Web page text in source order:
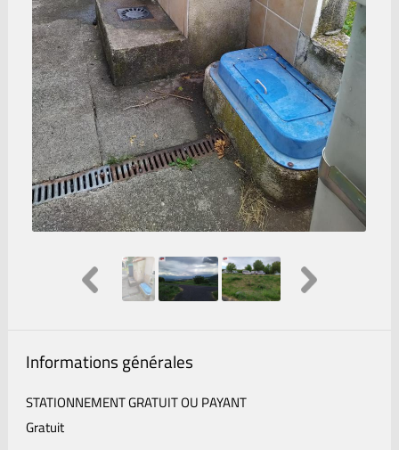
Informations générales
STATIONNEMENT GRATUIT OU PAYANT
Gratuit